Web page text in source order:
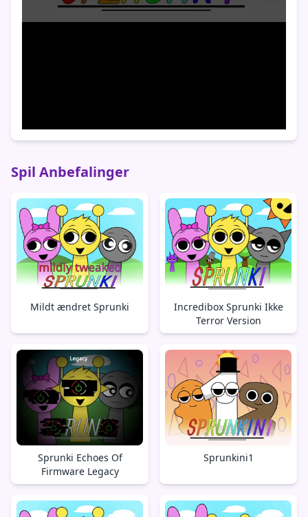
Spil Anbefalinger
Mildt ændret Sprunki
Incredibox Sprunki Ikke
Terror Version
Sprunki Echoes Of
Firmware Legacy
Sprunkini1